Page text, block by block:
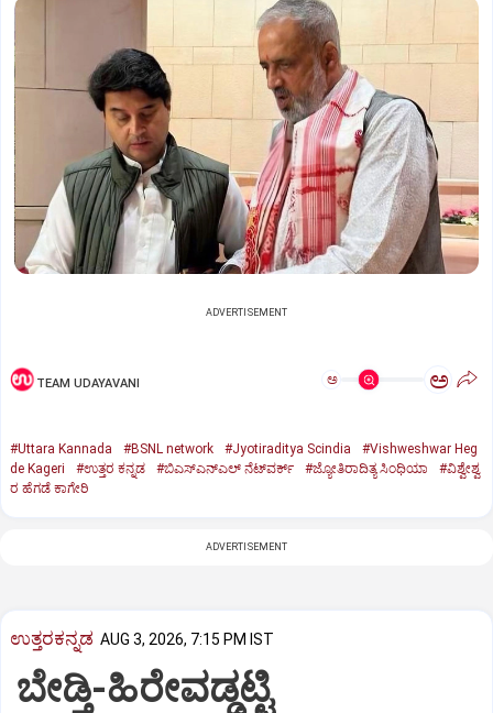
ADVERTISEMENT
TEAM UDAYAVANI ಅ ಅ
#Uttara Kannada #BSNL network #Jyotiraditya Scindia
#Vishweshwar Heg
de Kageri
#ಉತ್ತರ ಕನ್ನಡ #ಬಿಎಸ್‌ಎನ್‌ಎಲ್ ನೆಟ್‌ವರ್ಕ್ #ಜ್ಯೋತಿರಾದಿತ್ಯ ಸಿಂಧಿಯಾ
#ವಿಶ್ವೇಶ್ವ
ರ ಹೆಗಡೆ ಕಾಗೇರಿ
ADVERTISEMENT
ಉತ್ತರಕನ್ನಡ AUG 3, 2026, 7:15 PM IST
ಬೇಡ್ತಿ-ಹಿರೇವಡ್ಡಟ್ಟಿ